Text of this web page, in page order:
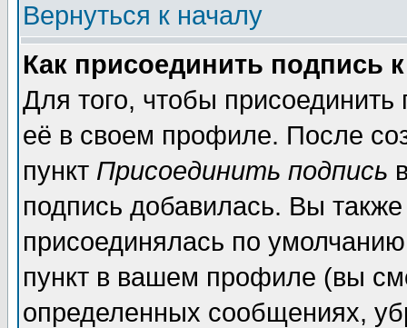
Вернуться к началу
Как присоединить подпись
Для того, чтобы
её в своем профиле. После
пункт Присоединить подпись
подпись добавилась. Вы
присоединялась по
пункт в вашем профиле (вы
определенных сообщениях,